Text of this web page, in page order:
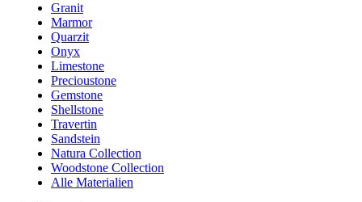
Granit
Marmor
Quarzit
Onyx
Limestone
Precioustone
Gemstone
Shellstone
Travertin
Sandstein
Natura Collection
Woodstone Collection
Alle Materialien